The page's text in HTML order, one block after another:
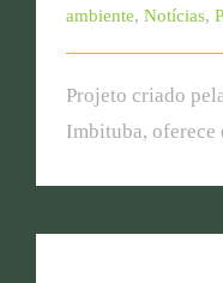
ambiente, Notícias,
Projeto criado
Imbituba, oferece